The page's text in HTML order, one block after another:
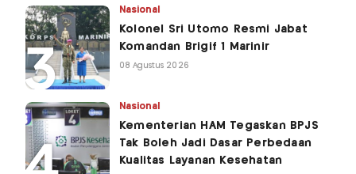
Nasional
Kolonel Sri Utomo Resmi Jabat
Komandan Brigif 1 Marinir
08 Agustus 2026
Nasional
Kementerian HAM Tegaskan BPJS
Tak Boleh Jadi Dasar Perbedaan
Kualitas Layanan Kesehatan